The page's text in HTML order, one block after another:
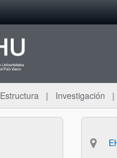
Estructura Investigación